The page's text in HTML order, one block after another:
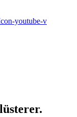
youtube-v